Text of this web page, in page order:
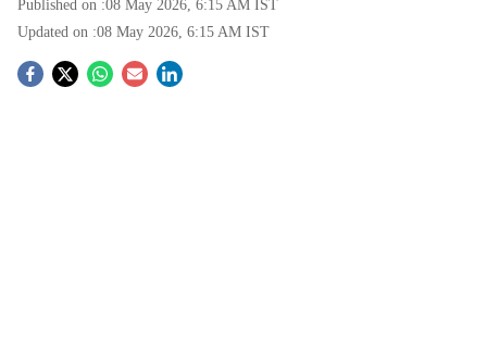
Published on :08 May 2026, 6:15 AM IST
Updated on :08 May 2026, 6:15 AM IST
S